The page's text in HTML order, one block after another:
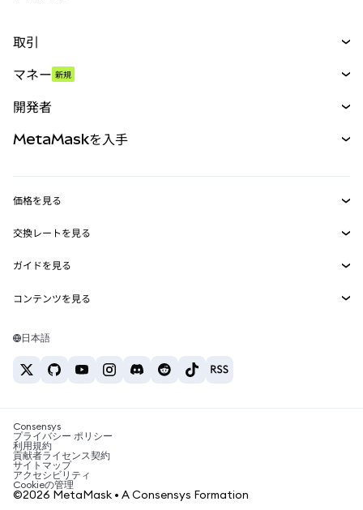
取引
パーペチュアル
RWA
マネー 新規
開発者
MetaMask Connect
Snaps
Web3サービス
MetaMaskを入手
セキュリティ
サポート
キャリア
お問い合わせ
価格を見る
イーサリアムの価格
Solanaの価格
Tetherの価格
交換レートを見る
ETH→USD
USDT→INR
BTC→INR
ETH→USDT
ガイドを見る
ETHの購入
USDTの購入
SHIBの購入
BNBの購入
コンテンツを見る
Solanaウォレット
税制関連ニュース
暗号資産の購入方法は？
ビットコインを売るには？
日本語
Consensys
プライバシー ポリシー
利用規約
貢献者ライセンス契約
サイトマップ
アクセシビリティ
Cookieの管理
©2026 MetaMask • A Consensys Formation